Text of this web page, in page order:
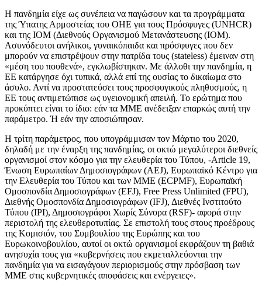
Η πανδημία είχε ως συνέπεια να παγώσουν και τα προγράμματα
της Ύπατης Αρμοστείας του ΟΗΕ για τους Πρόσφυγες (UNHCR)
και της IOM (Διεθνούς Οργανισμού Μετανάστευσης (IOM).
Ασυνόδευτοι ανήλικοι, γυναικόπαιδα και πρόσφυγες που δεν
μπορούν να επιστρέψουν στην πατρίδα τους (stateless) έμειναν στη
«μέση του πουθενά», εγκλωβίστηκαν. Με άλλοθι την πανδημία, η
ΕΕ κατάργησε όχι τυπικά, αλλά επί της ουσίας το δικαίωμα στο
άσυλο. Αντί να προστατεύσει τους προσφυγικούς πληθυσμούς, η
ΕΕ τους αντιμετώπισε ως υγειονομική απειλή. Το ερώτημα που
προκύπτει είναι το ίδιο: εάν τα ΜΜΕ ανέδειξαν επαρκώς αυτή την
παράμετρο. Ή εάν την αποσιώπησαν.
Η τρίτη παράμετρος, που υπογράμμισαν τον Μάρτιο του 2020,
δηλαδή με την έναρξη της πανδημίας, οι οκτώ μεγαλύτεροι διεθνείς
οργανισμοί στον κόσμο για την ελευθερία του Τύπου, -Article 19,
Ένωση Ευρωπαίων Δημοσιογράφων (AEJ), Ευρωπαϊκό Κέντρο για
την Ελευθερία του Τύπου και των ΜΜΕ (ECPMF), Ευρωπαϊκή
Ομοσπονδία Δημοσιογράφων (EFJ), Free Press Unlimited (FPU),
Διεθνής Ομοσπονδία Δημοσιογράφων (IFJ), Διεθνές Ινστιτούτο
Τύπου (IPI), Δημοσιογράφοι Χωρίς Σύνορα (RSF)- αφορά στην
περιστολή της ελευθεροτυπίας. Σε επιστολή τους στους προέδρους
της Κομισιόν, του Συμβουλίου της Ευρώπης και του
Ευρωκοινοβουλίου, αυτοί οι οκτώ οργανισμοί εκφράζουν τη βαθιά
ανησυχία τους για «κυβερνήσεις που εκμεταλλεύονται την
πανδημία για να εισαγάγουν περιορισμούς στην πρόσβαση των
ΜΜΕ στις κυβερνητικές αποφάσεις και ενέργειες».